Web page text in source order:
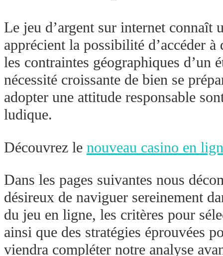
Le jeu d’argent sur internet connaît
apprécient la possibilité d’accéder
les contraintes géographiques d’un
nécessité croissante de bien se
adopter une attitude responsable
ludique.
Découvrez le nouveau casino en
Dans les pages suivantes nous
désireux de naviguer sereinement
du jeu en ligne, les critères pour
ainsi que des stratégies éprouvées
viendra compléter notre analyse